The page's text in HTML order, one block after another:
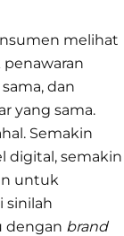
melihat
dan
yang sama.
Semakin
digital, semakin
untuk
sinilah
dengan brand